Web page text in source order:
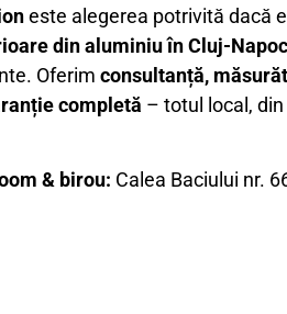
este alegerea potrivită dacă
din aluminiu în Cluj-
Oferim consultanță,
completă – totul local,
& birou: Calea Baciului nr.